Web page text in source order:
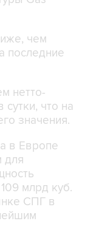
чем
последние
нетто-
что на
значения.
в Европе
для
млрд куб.
СПГ в